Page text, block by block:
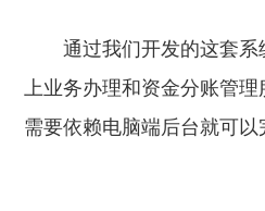
通过我们开发的这套
上业务办理和资金分账管
需要依赖电脑端后台就可